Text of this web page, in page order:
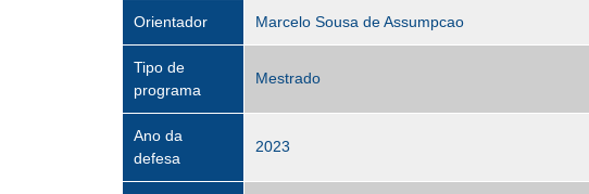
Orientador Marcelo Sousa de Assumpcao
Tipo de
programa
Mestrado
Ano da
defesa
2023